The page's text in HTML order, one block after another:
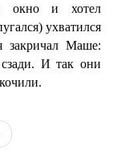
окно и хотел
ухватился
закричал Маше:
И так они